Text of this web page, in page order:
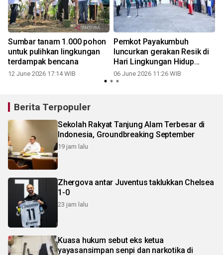
Sumbar tanam 1.000 pohon
untuk pulihkan lingkungan
terdampak bencana
12 June 2026 17:14 WIB
Pemkot Payakumbuh
luncurkan gerakan Resik di
Hari Lingkungan Hidup
Sedunia
06 June 2026 11:26 WIB
Berita Terpopuler
Sekolah Rakyat Tanjung Alam Terbesar di
Indonesia, Groundbreaking September
19 jam lalu
Zhergova antar Juventus taklukkan Chelsea
1-0
23 jam lalu
Kuasa hukum sebut eks ketua
yayasansimpan senpi dan narkotika di